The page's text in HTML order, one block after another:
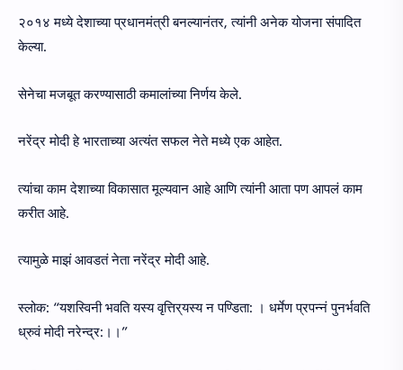
२०१४ मध्ये देशाच्या प्रधानमंत्री बनल्यानंतर, त्यांनी अनेक योजना संपादित
केल्या.
सेनेचा मजबूत करण्यासाठी कमालांच्या निर्णय केले.
नरेंद्र मोदी हे भारताच्या अत्यंत सफल नेते मध्ये एक आहेत.
त्यांचा काम देशाच्या विकासात मूल्यवान आहे आणि त्यांनी आता पण आपलं काम
करीत आहे.
त्यामुळे माझं आवडतं नेता नरेंद्र मोदी आहे.
स्लोक: “यशस्विनी भवति यस्य वृत्तिर्‌यस्य न पण्डिता: । धर्मेण प्रपन्नं पुनर्भवति
ध्रुवं मोदी नरेन्द्र:।।”